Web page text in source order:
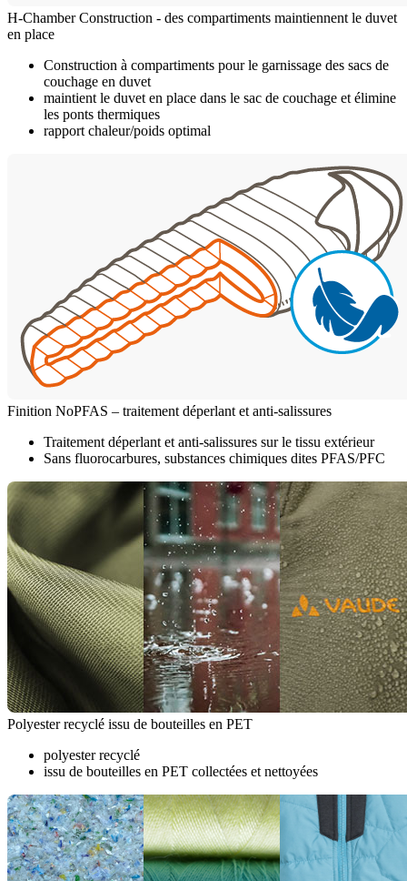
H-Chamber Construction - des compartiments maintiennent le duvet
en place
Construction à compartiments pour le garnissage des sacs de
couchage en duvet
maintient le duvet en place dans le sac de couchage et élimine
les ponts thermiques
rapport chaleur/poids optimal
Finition NoPFAS – traitement déperlant et anti-salissures
Traitement déperlant et anti-salissures sur le tissu extérieur
Sans fluorocarbures, substances chimiques dites PFAS/PFC
Polyester recyclé issu de bouteilles en PET
polyester recyclé
issu de bouteilles en PET collectées et nettoyées